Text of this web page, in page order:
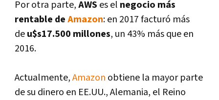
Por otra parte,AWS es el negocio más
rentable deAmazon: en 2017 facturó más
deu$s17.500 millones, un 43% más que en
2016.
Actualmente,Amazon obtiene la mayor parte
de su dinero en EE.UU., Alemania, el Reino